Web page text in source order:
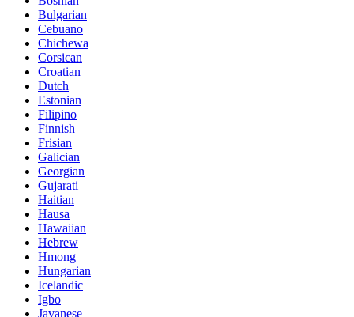
Bulgarian
Cebuano
Chichewa
Corsican
Croatian
Dutch
Estonian
Filipino
Finnish
Frisian
Galician
Georgian
Gujarati
Haitian
Hausa
Hawaiian
Hebrew
Hmong
Hungarian
Icelandic
Igbo
Javanese